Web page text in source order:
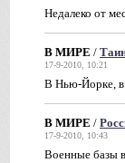
Недалеко от
В МИРЕ /
17-9-2010, 10:21
В Нью-Йорке, в
В МИРЕ /
17-9-2010, 10:43
Военные базы